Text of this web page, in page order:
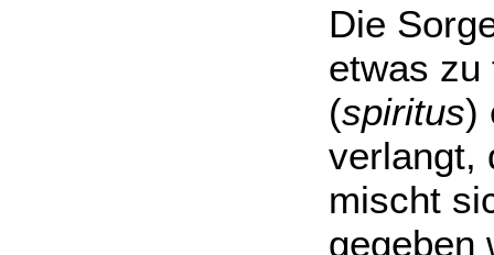
Die
etwas
(spiritus)
verlangt,
mischt
gegeben